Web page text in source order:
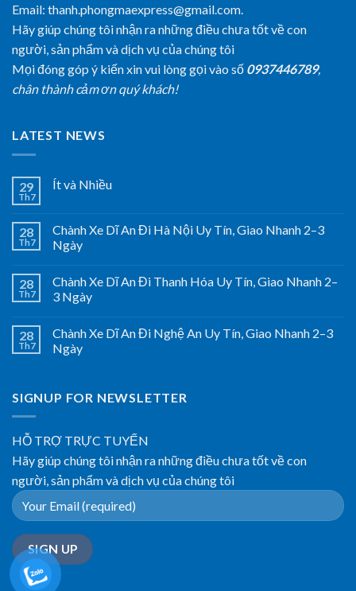
Email: thanh.phongmaexpress@gmail.com.
Hãy giúp chúng tôi nhận ra những điều chưa tốt về con
người, sản phẩm và dịch vụ của chúng tôi
Mọi đóng góp ý kiến xin vui lòng gọi vào số 0937446789,
chân thành cảm ơn quý khách!
LATEST NEWS
29
Th7
Ít và Nhiều
28
Th7
Chành Xe Dĩ An Đi Hà Nội Uy Tín, Giao Nhanh 2–3
Ngày
28
Th7
Chành Xe Dĩ An Đi Thanh Hóa Uy Tín, Giao Nhanh 2–
3 Ngày
28
Th7
Chành Xe Dĩ An Đi Nghệ An Uy Tín, Giao Nhanh 2–3
Ngày
SIGNUP FOR NEWSLETTER
HỖ TRỢ TRỰC TUYẾN
Hãy giúp chúng tôi nhận ra những điều chưa tốt về con
người, sản phẩm và dịch vụ của chúng tôi